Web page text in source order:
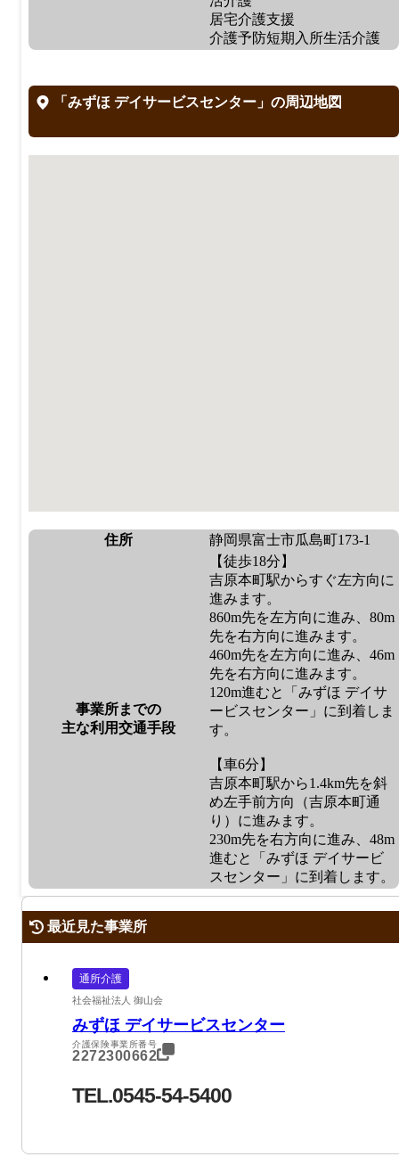
居宅介護支援
介護予防短期入所生活介護
「みずほ デイサービスセンター」の周辺地図
住所 静岡県富士市瓜島町173-1
事業所までの
主な利用交通手段
【徒歩18分】
吉原本町駅からすぐ左方向に
進みます。
860m先を左方向に進み、80m
先を右方向に進みます。
460m先を左方向に進み、46m
先を右方向に進みます。
120m進むと「みずほ デイサ
ービスセンター」に到着しま
す。
【車6分】
吉原本町駅から1.4km先を斜
め左手前方向（吉原本町通
り）に進みます。
230m先を右方向に進み、48m
進むと「みずほ デイサービ
スセンター」に到着します。
最近見た事業所
通所介護
社会福祉法人 御山会
みずほ デイサービスセンター
介護保険事業所番号
2272300662
TEL.0545-54-5400